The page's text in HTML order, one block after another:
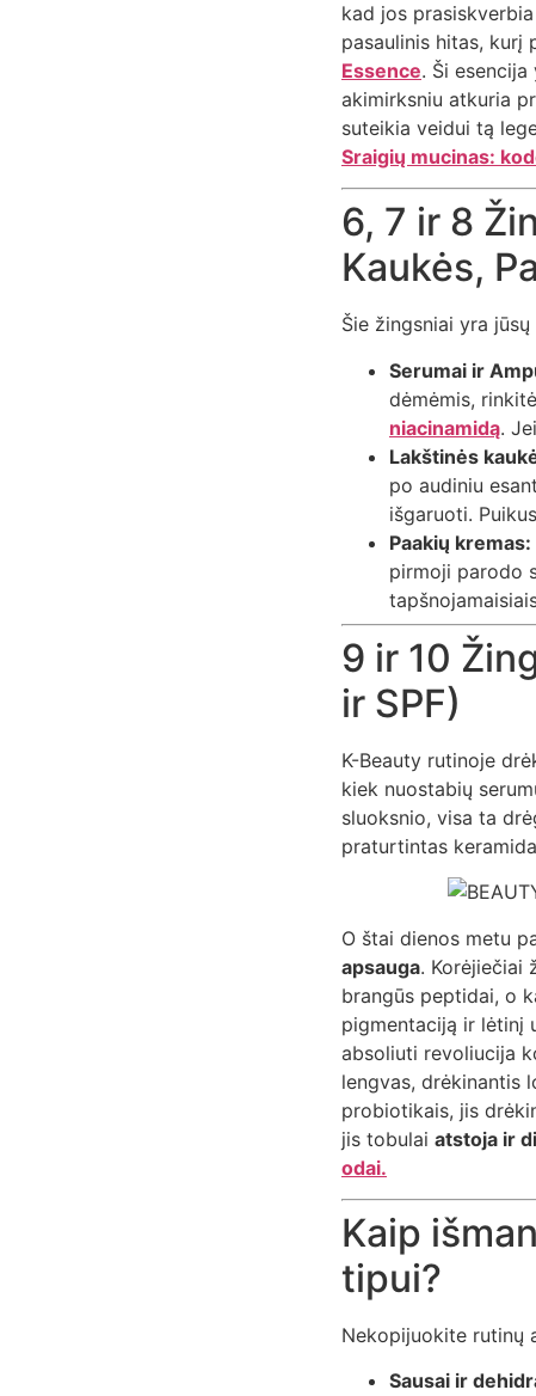
kad jos
pasaulinis hitas, kurį
Essence. Ši
akimirksniu atkuria
suteikia veidui tą
Sraigių mucinas:
6, 7 ir 8
Kaukės,
Šie žingsniai yra
Serumai ir
dėmėmis,
niacinamidą.
Lakštinės
po audiniu
išgaruoti.
Paakių kremas:
pirmoji parodo
9 ir 10
ir SPF)
K-Beauty rutinoje
kiek nuostabių
sluoksnio, visa ta
praturtintas
O štai dienos metu
apsauga. Korėjiečiai
brangūs peptidai, o
pigmentaciją ir lėtinį
absoliuti revoliucija
lengvas, drėkinantis
probiotikais, jis
jis tobulai atstoja ir
odai.
Kaip
tipui?
Nekopijuokite rutinų
Sausai ir